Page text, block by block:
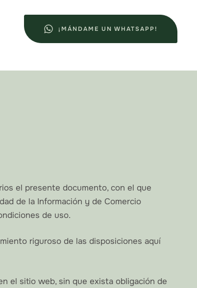
¡MÁNDAME UN WHATSAPP!
el presente documento, con el que
de la Información y de Comercio
de uso.
riguroso de las disposiciones aquí
el sitio web, sin que exista obligación de